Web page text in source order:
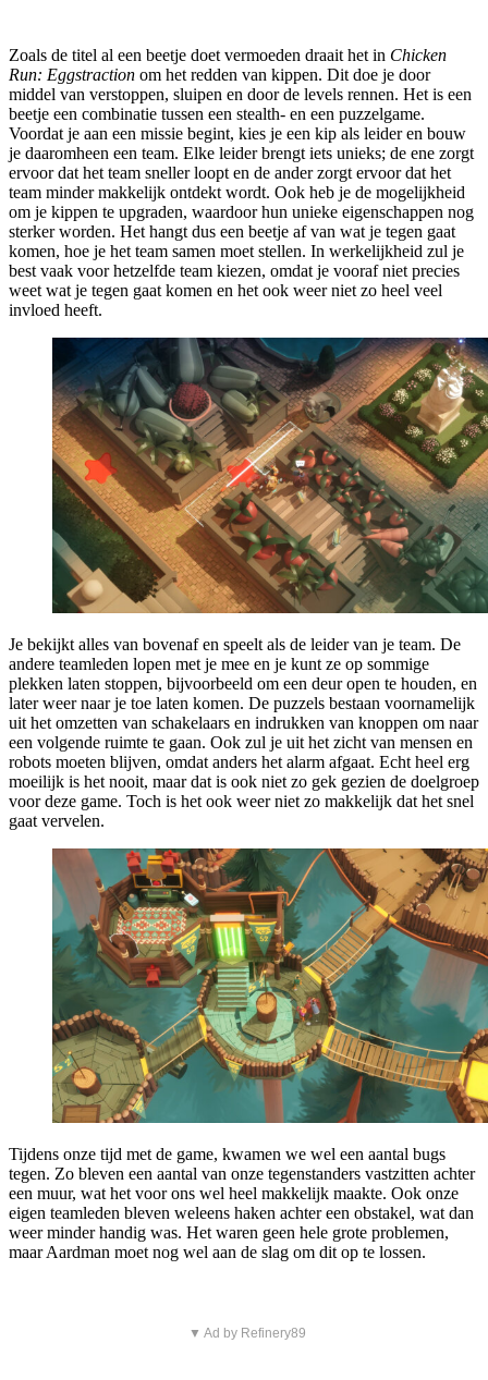
Zoals de titel al een beetje doet vermoeden draait het in Chicken
Run: Eggstraction om het redden van kippen. Dit doe je door
middel van verstoppen, sluipen en door de levels rennen. Het is een
beetje een combinatie tussen een stealth- en een puzzelgame.
Voordat je aan een missie begint, kies je een kip als leider en bouw
je daaromheen een team. Elke leider brengt iets unieks; de ene zorgt
ervoor dat het team sneller loopt en de ander zorgt ervoor dat het
team minder makkelijk ontdekt wordt. Ook heb je de mogelijkheid
om je kippen te upgraden, waardoor hun unieke eigenschappen nog
sterker worden. Het hangt dus een beetje af van wat je tegen gaat
komen, hoe je het team samen moet stellen. In werkelijkheid zul je
best vaak voor hetzelfde team kiezen, omdat je vooraf niet precies
weet wat je tegen gaat komen en het ook weer niet zo heel veel
invloed heeft.
Je bekijkt alles van bovenaf en speelt als de leider van je team. De
andere teamleden lopen met je mee en je kunt ze op sommige
plekken laten stoppen, bijvoorbeeld om een deur open te houden, en
later weer naar je toe laten komen. De puzzels bestaan voornamelijk
uit het omzetten van schakelaars en indrukken van knoppen om naar
een volgende ruimte te gaan. Ook zul je uit het zicht van mensen en
robots moeten blijven, omdat anders het alarm afgaat. Echt heel erg
moeilijk is het nooit, maar dat is ook niet zo gek gezien de doelgroep
voor deze game. Toch is het ook weer niet zo makkelijk dat het snel
gaat vervelen.
Tijdens onze tijd met de game, kwamen we wel een aantal bugs
tegen. Zo bleven een aantal van onze tegenstanders vastzitten achter
een muur, wat het voor ons wel heel makkelijk maakte. Ook onze
eigen teamleden bleven weleens haken achter een obstakel, wat dan
weer minder handig was. Het waren geen hele grote problemen,
maar Aardman moet nog wel aan de slag om dit op te lossen.
▼ Ad by Refinery89